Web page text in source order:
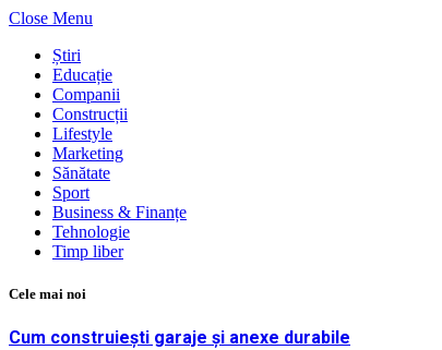
Close Menu
Știri
Educație
Companii
Construcții
Lifestyle
Marketing
Sănătate
Sport
Business & Finanțe
Tehnologie
Timp liber
Cele mai noi
Cum construiești garaje și anexe durabile